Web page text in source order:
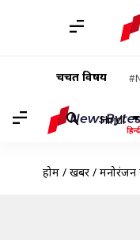
चर्चित विषय
Hindi
होम / खबरें / मनोरंजन